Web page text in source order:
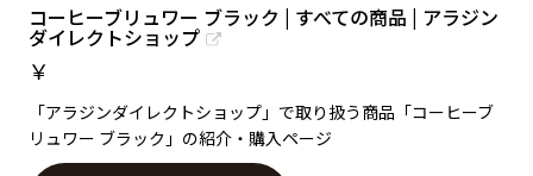
コーヒーブリュワー ブラック | すべての商品 | アラジン
ダイレクトショップ
￥
「アラジンダイレクトショップ」で取り扱う商品「コーヒーブ
リュワー ブラック」の紹介・購入ページ